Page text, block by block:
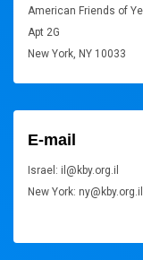
American Friends of
Apt 2G
New York, NY 10033
E-mail
Israel: il@kby.org.il
New York: ny@kby.org.il